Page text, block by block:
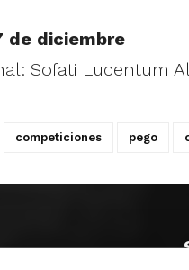
de diciembre
Sofati Lucentum
competiciones pego